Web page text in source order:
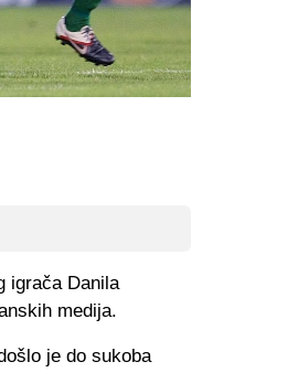
igrača Danila
medija.
je do sukoba